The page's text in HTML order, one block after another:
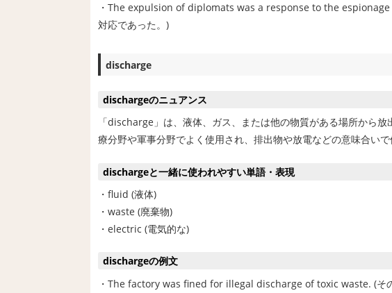
・The expulsion of diplomats was a response to the espionage
対応であった。)
discharge
dischargeのニュアンス
「discharge」は、液体、ガス、または他の物質がある場所から
療分野や軍事分野でよく使用され、排出物や放電などの意味合いで
dischargeと一緒に使われやすい単語・表現
・fluid (液体)
・waste (廃棄物)
・electric (電気的な)
dischargeの例文
・The factory was fined for illegal discharge of toxic waste. (そ